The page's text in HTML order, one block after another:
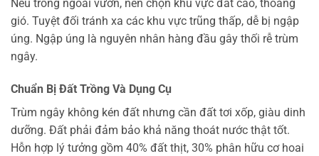
Nếu trồng ngoài vườn, nên chọn khu vực đất cao, thoáng
gió. Tuyệt đối tránh xa các khu vực trũng thấp, dễ bị ngập
úng. Ngập úng là nguyên nhân hàng đầu gây thối rễ trùm
ngây.
Chuẩn Bị Đất Trồng Và Dụng Cụ
Trùm ngây không kén đất nhưng cần đất tơi xốp, giàu dinh
dưỡng. Đất phải đảm bảo khả năng thoát nước thật tốt.
Hỗn hợp lý tưởng gồm 40% đất thịt, 30% phân hữu cơ hoai